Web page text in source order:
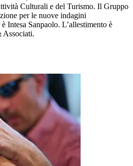
Culturali e del Turismo. Il Gruppo
per le nuove indagini
Intesa Sanpaolo. L’allestimento è
Associati.